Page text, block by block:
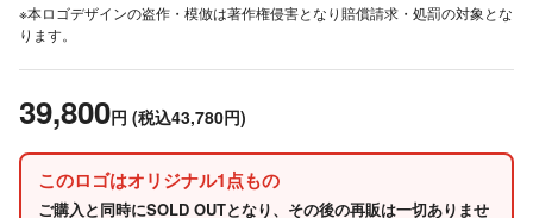
※本ロゴデザインの盗作・模倣は著作権侵害となり賠償請求・処罰の対象とな
ります。
39,800円 (税込43,780円)
このロゴはオリジナル1点もの
ご購入と同時にSOLD OUTとなり、その後の再販は一切ありませ